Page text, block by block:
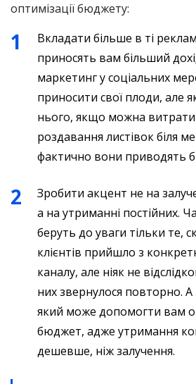
оптимізації бюджету:
Вкладати більше в ті
приносять вам більший
маркетинг у соціальних
приносити свої плоди, але
нього, якщо можна
роздавання листівок біля
фактично вони приводять
Зробити акцент не на
а на утриманні постійних.
беруть до уваги тільки те,
клієнтів прийшло з
каналу, але ніяк не
них звернулося повторно.
який може допомогти вам
бюджет, адже утримання
дешевше, ніж залучення.